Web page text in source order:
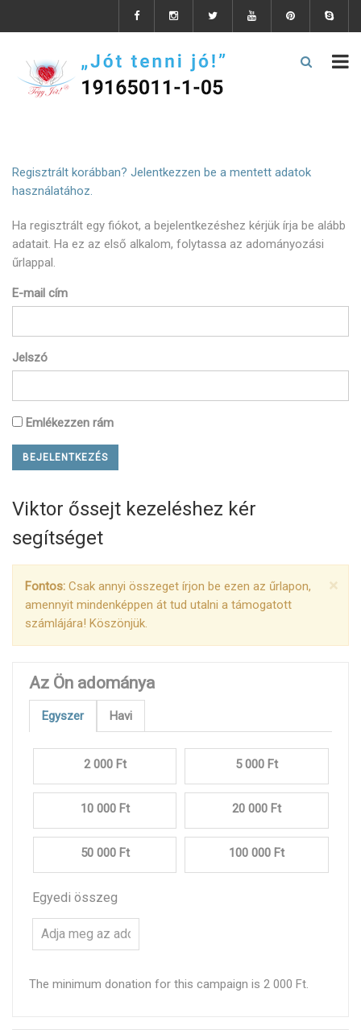
Regisztrált korábban? Jelentkezzen be a mentett adatok
használatához.
Ha regisztrált egy fiókot, a bejelentkezéshez kérjük írja be alább
adatait. Ha ez az első alkalom, folytassa az adományozási
űrlappal.
E-mail cím
Jelszó
Emlékezzen rám
Viktor őssejt kezeléshez kér
segítséget
×
Fontos: Csak annyi összeget írjon be ezen az űrlapon,
amennyit mindenképpen át tud utalni a támogatott
számlájára! Köszönjük.
Az Ön adománya
Egyszer Havi
2 000 Ft 5 000 Ft
10 000 Ft 20 000 Ft
50 000 Ft 100 000 Ft
Egyedi összeg
The minimum donation for this campaign is 2 000 Ft.